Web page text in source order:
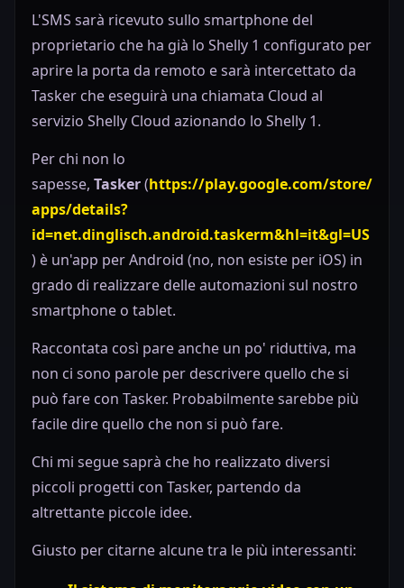
L'SMS sarà ricevuto sullo smartphone del
proprietario che ha già lo Shelly 1 configurato per
aprire la porta da remoto e sarà intercettato da
Tasker che eseguirà una chiamata Cloud al
servizio Shelly Cloud azionando lo Shelly 1.
Per chi non lo
sapesse, Tasker(https://play.google.com/store/
apps/details?
id=net.dinglisch.android.taskerm&hl=it&gl=US
) è un'app per Android (no, non esiste per iOS) in
grado di realizzare delle automazioni sul nostro
smartphone o tablet.
Raccontata così pare anche un po' riduttiva, ma
non ci sono parole per descrivere quello che si
può fare con Tasker. Probabilmente sarebbe più
facile dire quello che non si può fare.
Chi mi segue saprà che ho realizzato diversi
piccoli progetti con Tasker, partendo da
altrettante piccole idee.
Giusto per citarne alcune tra le più interessanti: